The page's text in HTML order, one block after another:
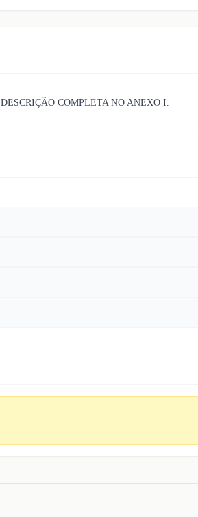
COMPLETA NO ANEXO I.